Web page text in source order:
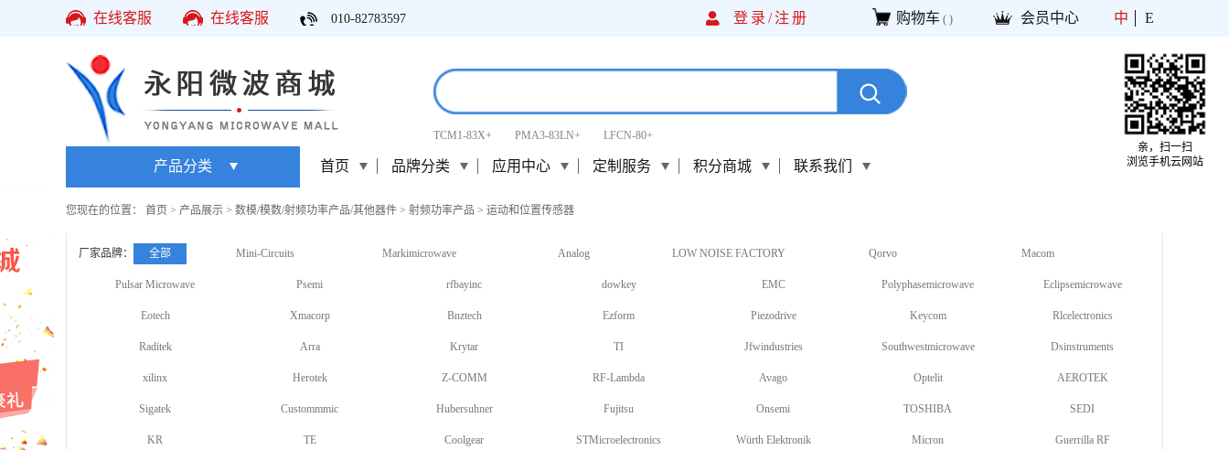
在线客服 在线客服 010-82783597 登录/注册 购物车 ( ) 会员中心 中 E
TCM1-83X+ PMA3-83LN+ LFCN-80+
产品分类 首页 品牌分类 应用中心 定制服务 积分商城 联系我们
您现在的位置： 首页 > 产品展示 > 数模/模数/射频功率产品/其他器件 > 射频功率产品 > 运动和位置传感器
厂家品牌： 全部 Mini-Circuits Markimicrowave Analog LOW NOISE FACTORY Qorvo Macom
Pulsar Microwave Psemi rfbayinc dowkey EMC Polyphasemicrowave Eclipsemicrowave
Eotech Xmacorp Bnztech Ezform Piezodrive Keycom Rlcelectronics
Raditek Arra Krytar TI Jfwindustries Southwestmicrowave Dsinstruments
xilinx Herotek Z-COMM RF-Lambda Avago Optelit AEROTEK
Sigatek Custommmic Hubersuhner Fujitsu Onsemi TOSHIBA SEDI
KR TE Coolgear STMicroelectronics Würth Elektronik Micron Guerrilla RF
亲，扫一扫
浏览手机云网站